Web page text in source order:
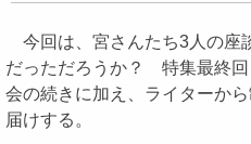
今回は、宮さんたち3人の座
だっただろうか？ 特集最終回
会の続きに加え、ライターか
届けする。